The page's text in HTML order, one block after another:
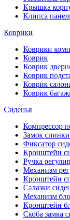
Крышка
Клипса
Коврики
Коврики
Коврик
Коврик
Коврик
Коврик
Коврик
Сиденья
Компрессор
Замок
Фиксатор
Кронштейн
Ручка
Механизм
Кронштейн
Салазки
Механизм
Кронштейн
Скоба замка